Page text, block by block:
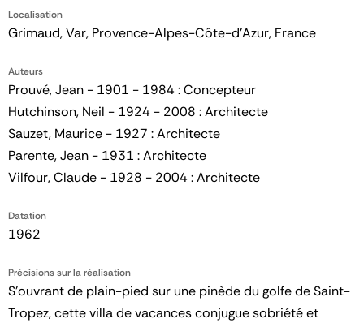
Localisation
Grimaud, Var, Provence-Alpes-Côte-d'Azur, France
Auteurs
Prouvé, Jean - 1901 - 1984 : Concepteur
Hutchinson, Neil - 1924 - 2008 : Architecte
Sauzet, Maurice - 1927 : Architecte
Parente, Jean - 1931 : Architecte
Vilfour, Claude - 1928 - 2004 : Architecte
Datation
1962
Précisions sur la réalisation
S’ouvrant de plain-pied sur une pinède du golfe de Saint-
Tropez, cette villa de vacances conjugue sobriété et